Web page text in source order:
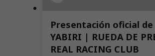
Presentación oficial de
YABIRI | RUEDA DE
REAL RACING CLUB